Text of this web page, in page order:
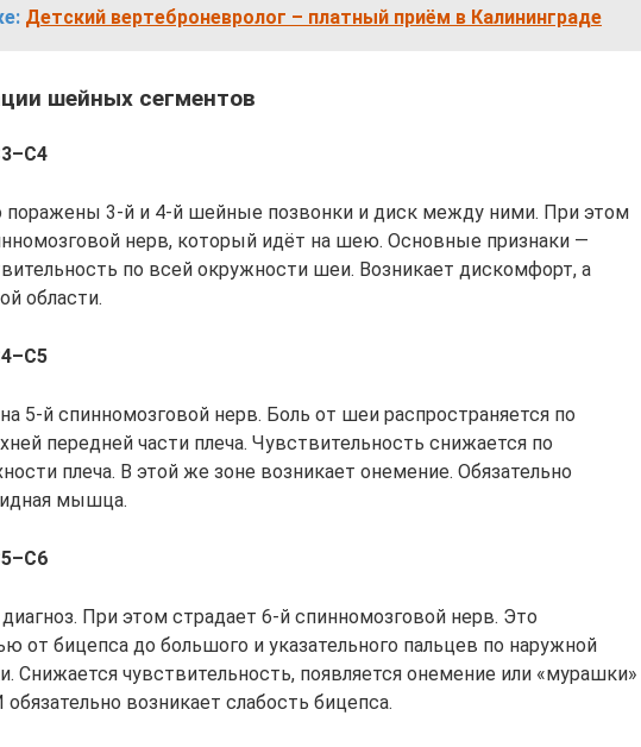
Детский вертеброневролог – платный приём в Калининграде
шейных сегментов
поражены 3-й и 4-й шейные позвонки и диск между ними. При этом
нерв, который идёт на шею. Основные признаки —
по всей окружности шеи. Возникает дискомфорт, а
области.
5-й спинномозговой нерв. Боль от шеи распространяется по
передней части плеча. Чувствительность снижается по
плеча. В этой же зоне возникает онемение. Обязательно
мышца.
При этом страдает 6-й спинномозговой нерв. Это
от бицепса до большого и указательного пальцев по наружной
Снижается чувствительность, появляется онемение или «мурашки»
возникает слабость бицепса.